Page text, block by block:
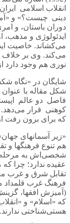
انقلاب اسلامی
دینی چیست؟» و
دوران باستان، و
ایدئولوژی و
می‌کشاند. خاصیت
می‌کند. وی بر خلاف
نوری هم وجود دارد
شکل مقاله با عنوان
فاصل دو عالم
کوهنی قرار می‌دهد.
که برای برون رفت
«زیر آسمانهای
هم تنوع فرهنگها و
شخصی‌اش به مرحله
عقیده ندارد؛ چرا
تقابل شرق و غرب
فرهنگ غرب
(آمیزش افقها،
که «اسلام» و
هستی‌شناختی ندارند.